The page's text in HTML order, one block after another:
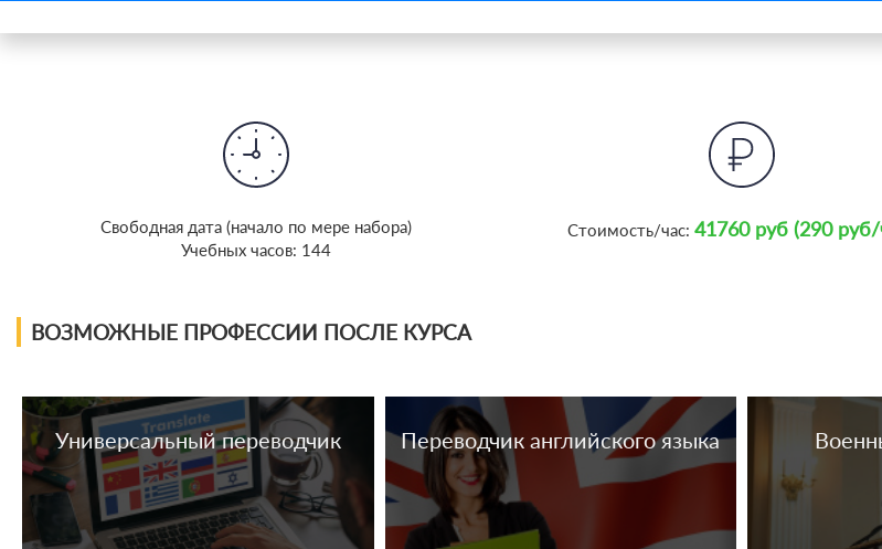
Cвободная дата (начало по мере набора)
Учебных часов: 144
Стоимость/час:41760 руб (290 руб/
ВОЗМОЖНЫЕ ПРОФЕССИИ ПОСЛЕ КУРСА
Универсальный переводчик Переводчик английского языка